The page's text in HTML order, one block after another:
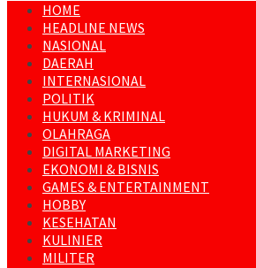
HOME
HEADLINE NEWS
NASIONAL
DAERAH
INTERNASIONAL
POLITIK
HUKUM & KRIMINAL
OLAHRAGA
DIGITAL MARKETING
EKONOMI & BISNIS
GAMES & ENTERTAINMENT
HOBBY
KESEHATAN
KULINIER
MILITER